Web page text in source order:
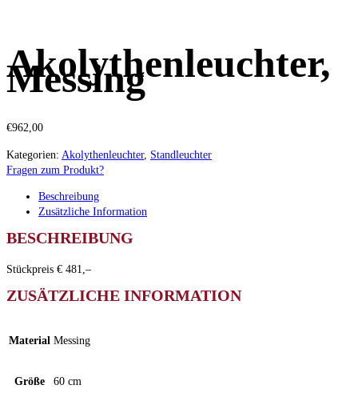
Akolythenleuchter,
Messing
€962,00
Kategorien: Akolythenleuchter, Standleuchter
Fragen zum Produkt?
Beschreibung
Zusätzliche Information
BESCHREIBUNG
Stückpreis € 481,–
ZUSÄTZLICHE INFORMATION
Material Messing
Größe 60 cm